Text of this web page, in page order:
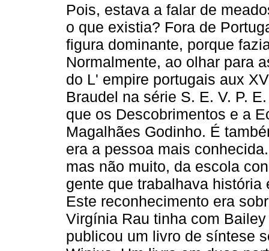
Pois, estava a falar de
o que existia? Fora de
figura dominante, porque
Normalmente, ao olhar para
do L' empire portugais aux
Braudel na série S. E. V. P.
que os Descobrimentos e a
Magalhães Godinho. É
era a pessoa mais
mas não muito, da escola
gente que trabalhava
Este reconhecimento era
Virgínia Rau tinha com
publicou um livro de síntese